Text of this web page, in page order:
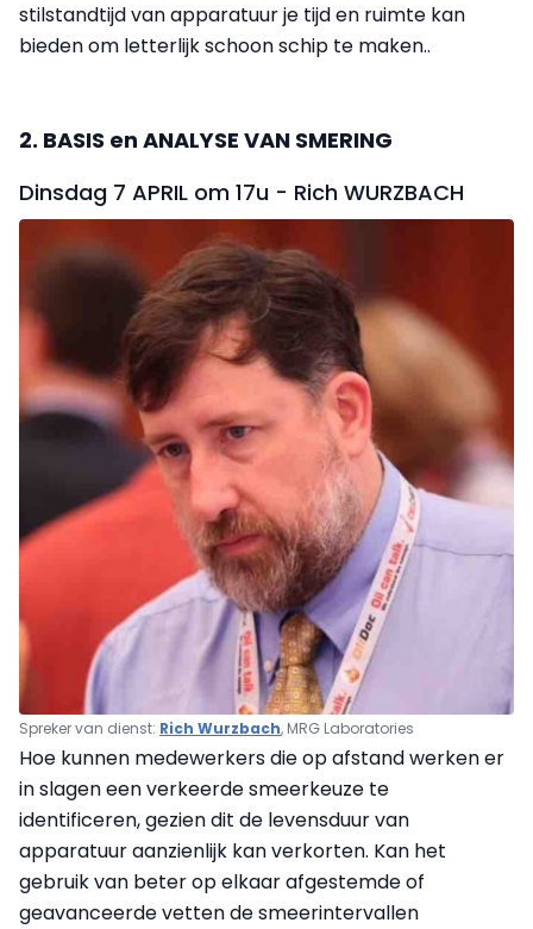
stilstandtijd van apparatuur je tijd en ruimte kan
bieden om letterlijk schoon schip te maken..
2. BASIS en ANALYSE VAN SMERING
Dinsdag 7 APRIL om 17u - Rich WURZBACH
Spreker van dienst: Rich Wurzbach, MRG Laboratories
Hoe kunnen medewerkers die op afstand werken er
in slagen een verkeerde smeerkeuze te
identificeren, gezien dit de levensduur van
apparatuur aanzienlijk kan verkorten. Kan het
gebruik van beter op elkaar afgestemde of
geavanceerde vetten de smeerintervallen